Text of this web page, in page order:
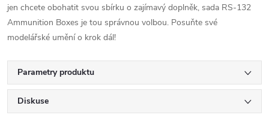
jen chcete obohatit svou sbírku o zajímavý doplněk, sada RS-132
Ammunition Boxes je tou správnou volbou. Posuňte své
modelářské umění o krok dál!
Parametry produktu
Diskuse